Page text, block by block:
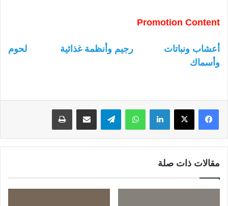
Promotion Content
أعشاب ونباتات رجيم وأنظمة غذائية
لحوم
وأسماك
لينكدإن واتساب
مقالات ذات صلة